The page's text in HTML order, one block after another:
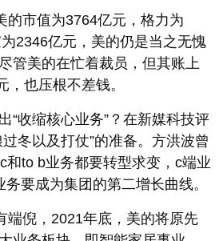
的市值为3764亿元，格力为
2346亿元，美的仍是当之无愧
管美的在忙着裁员，但其账上
，也压根不差钱。
“收缩核心业务”？在新媒科技评
冬以及打仗”的准备。方洪波曾
和to b业务都要转型求变，c端业
要成为集团的第二增长曲线。
端倪，2021年底，美的将原先